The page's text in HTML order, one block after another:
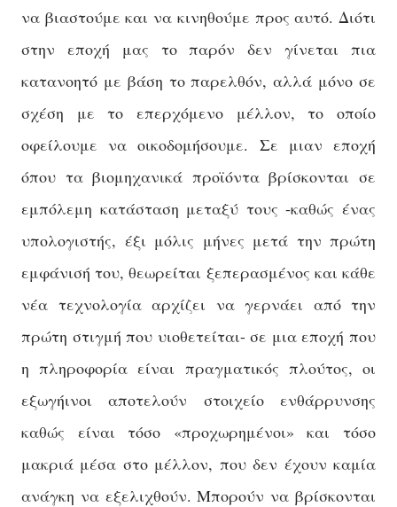
να βιαστούμε και να κινηθούμε προς αυτό. Διότι
στην εποχή μας το παρόν δεν γίνεται πια
κατανοητό με βάση το παρελθόν, αλλά μόνο σε
σχέση με το επερχόμενο μέλλον, το οποίο
οφείλουμε να οικοδομήσουμε. Σε μιαν εποχή
όπου τα βιομηχανικά προϊόντα βρίσκονται σε
εμπόλεμη κατάσταση μεταξύ τους -καθώς ένας
υπολογιστής, έξι μόλις μήνες μετά την πρώτη
εμφάνισή του, θεωρείται ξεπερασμένος και κάθε
νέα τεχνολογία αρχίζει να γερνάει από την
πρώτη στιγμή που υιοθετείται- σε μια εποχή που
η πληροφορία είναι πραγματικός πλούτος, οι
εξωγήινοι αποτελούν στοιχείο ενθάρρυνσης
καθώς είναι τόσο «προχωρημένοι» και τόσο
μακριά μέσα στο μέλλον, που δεν έχουν καμία
ανάγκη να εξελιχθούν. Μπορούν να βρίσκονται